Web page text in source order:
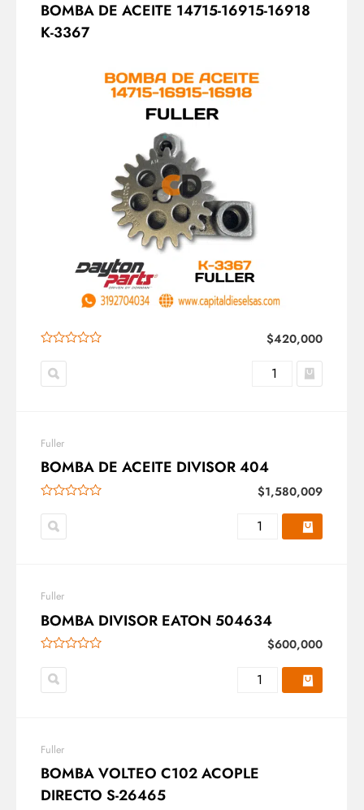
BOMBA DE ACEITE 14715-16915-16918
K-3367
$420,000
Fuller
BOMBA DE ACEITE DIVISOR 404
$1,580,009
Fuller
BOMBA DIVISOR EATON 504634
$600,000
Fuller
BOMBA VOLTEO C102 ACOPLE
DIRECTO S-26465